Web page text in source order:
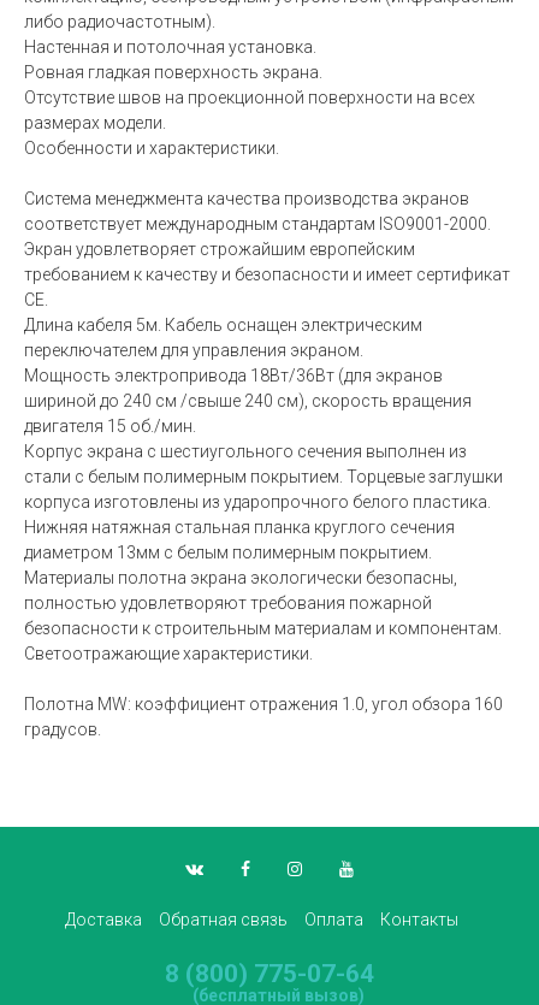
либо радиочастотным).
Настенная и потолочная установка.
Ровная гладкая поверхность экрана.
Отсутствие швов на проекционной поверхности на всех
размерах модели.
Особенности и характеристики.
Система менеджмента качества производства экранов
соответствует международным стандартам ISO9001-2000.
Экран удовлетворяет строжайшим европейским
требованием к качеству и безопасности и имеет сертификат
СЕ.
Длина кабеля 5м. Кабель оснащен электрическим
переключателем для управления экраном.
Мощность электропривода 18Вт/36Вт (для экранов
шириной до 240 см /свыше 240 см), скорость вращения
двигателя 15 об./мин.
Корпус экрана с шестиугольного сечения выполнен из
стали с белым полимерным покрытием. Торцевые заглушки
корпуса изготовлены из ударопрочного белого пластика.
Нижняя натяжная стальная планка круглого сечения
диаметром 13мм с белым полимерным покрытием.
Материалы полотна экрана экологически безопасны,
полностью удовлетворяют требования пожарной
безопасности к строительным материалам и компонентам.
Светоотражающие характеристики.
Полотна MW: коэффициент отражения 1.0, угол обзора 160
градусов.
Доставка Обратная связь Оплата Контакты
8 (800) 775-07-64
(бесплатный вызов)